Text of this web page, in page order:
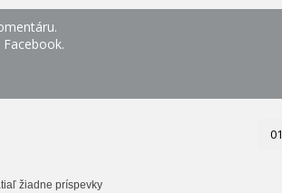
01
žiadne príspevky